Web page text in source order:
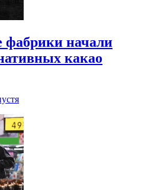
фабрики начали
какао